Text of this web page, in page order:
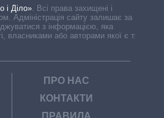
і Діло» Всі права захищені і
Адміністрація сайту залишає за
з інформацією, яка
власниками або авторами якої є треті
ПРО НАС
КОНТАКТИ
ПРАВИЛА